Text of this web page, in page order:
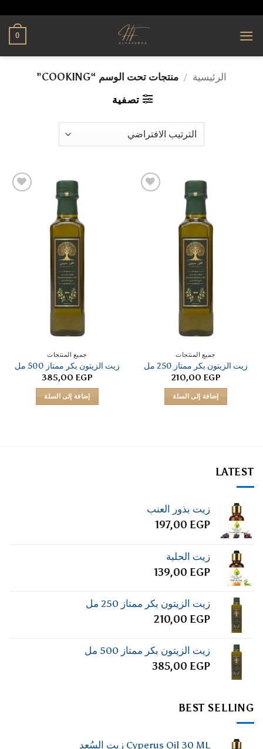
0
الرئيسية / منتجات تحت الوسم “COOKING”
تصفية
جميع المنتجات
زيت الزيتون بكر ممتاز 250 مل
210,00 EGP
إضافة إلى السلة
جميع المنتجات
زيت الزيتون بكر ممتاز 500 مل
385,00 EGP
إضافة إلى السلة
LATEST
زيت بذور العنب
197,00 EGP
زيت الحلبة
139,00 EGP
زيت الزيتون بكر ممتاز 250 مل
210,00 EGP
زيت الزيتون بكر ممتاز 500 مل
385,00 EGP
BEST SELLING
Cyperus Oil 30 ML زيت السُعد